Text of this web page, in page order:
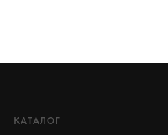
КАТАЛОГ